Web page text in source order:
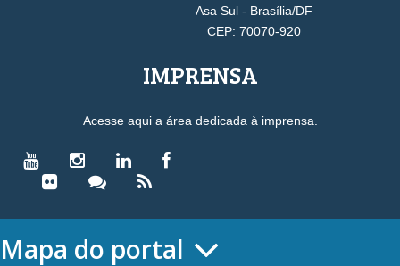
Asa Sul - Brasília/DF
CEP: 70070-920
IMPRENSA
Acesse aqui a área dedicada à imprensa.
Mapa do portal